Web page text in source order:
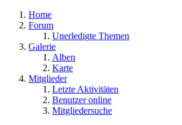
Home
Forum
Unerledigte Themen
Galerie
Alben
Karte
Mitglieder
Letzte Aktivitäten
Benutzer online
Mitgliedersuche